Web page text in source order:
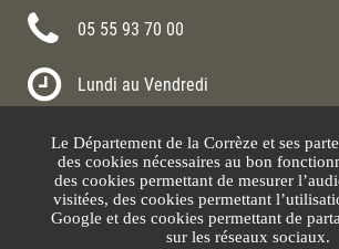
05 55 93 70 00
Lundi au Vendredi
Nous contacter
Le Département de la Corrèze et ses
des cookies nécessaires au bon
des cookies permettant de mesurer
visitées, des cookies permettant
Google et des cookies permettant de
sur les réseaux sociaux.